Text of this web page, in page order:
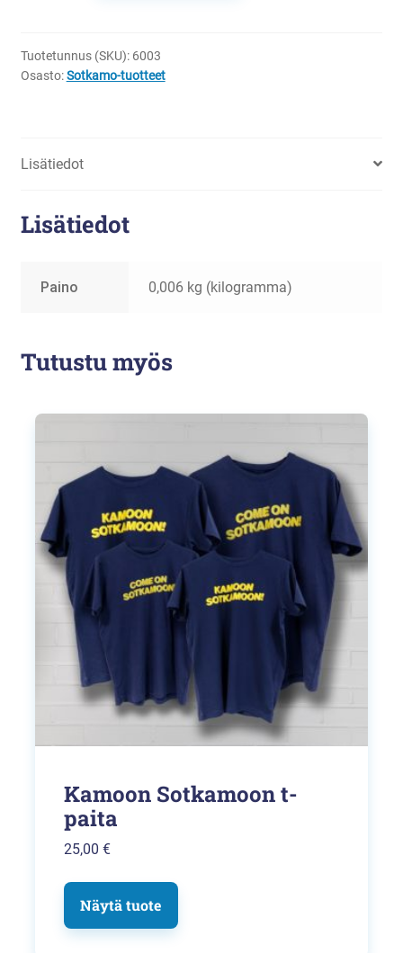
Tuotetunnus (SKU): 6003
Osasto:Sotkamo-tuotteet
Lisätiedot
Lisätiedot
Paino 0,006 kg (kilogramma)
Tutustu myös
Kamoon Sotkamoon t-
paita
25,00 €
Näytä tuote
Tällä
useampi
muunnelma.
Voit
tehdä
valinnat
tuotteen
sivulla.